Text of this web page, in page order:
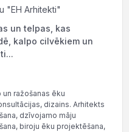
"EH Arhitekti"
un telpas, kas
kalpo cilvēkiem un
ražošanas ēku
dizains. Arhitekts
dzīvojamo māju
biroju ēku projektēšana,